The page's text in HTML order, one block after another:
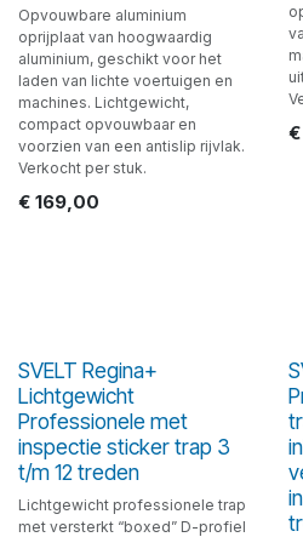
Opvouwbare aluminium
oprijplaat van hoogwaardig
aluminium, geschikt voor het
laden van lichte voertuigen en
machines. Lichtgewicht,
compact opvouwbaar en
voorzien van een antislip rijvlak.
Verkocht per stuk.
€ 169,00
€
SVELT Regina+
Lichtgewicht
Professionele met
inspectie sticker trap 3
t/m 12 treden
Lichtgewicht professionele trap
met versterkt “boxed” D-profiel